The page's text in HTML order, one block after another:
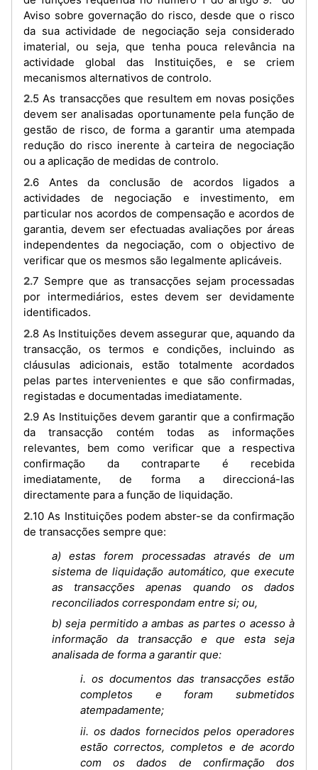
Aviso sobre governação do risco, desde que o risco
da sua actividade de negociação seja considerado
imaterial, ou seja, que tenha pouca relevância na
actividade global das Instituições, e se criem
mecanismos alternativos de controlo.
2.5 As transacções que resultem em novas posições
devem ser analisadas oportunamente pela função de
gestão de risco, de forma a garantir uma atempada
redução do risco inerente à carteira de negociação
ou a aplicação de medidas de controlo.
2.6 Antes da conclusão de acordos ligados a
actividades de negociação e investimento, em
particular nos acordos de compensação e acordos de
garantia, devem ser efectuadas avaliações por áreas
independentes da negociação, com o objectivo de
verificar que os mesmos são legalmente aplicáveis.
2.7 Sempre que as transacções sejam processadas
por intermediários, estes devem ser devidamente
identificados.
2.8 As Instituições devem assegurar que, aquando da
transacção, os termos e condições, incluindo as
cláusulas adicionais, estão totalmente acordados
pelas partes intervenientes e que são confirmadas,
registadas e documentadas imediatamente.
2.9 As Instituições devem garantir que a confirmação
da transacção contém todas as informações
relevantes, bem como verificar que a respectiva
confirmação da contraparte é recebida
imediatamente, de forma a direccioná-las
directamente para a função de liquidação.
2.10 As Instituições podem abster-se da confirmação
de transacções sempre que:
a) estas forem processadas através de um
sistema de liquidação automático, que execute
as transacções apenas quando os dados
reconciliados correspondam entre si; ou,
b) seja permitido a ambas as partes o acesso à
informação da transacção e que esta seja
analisada de forma a garantir que:
i. os documentos das transacções estão
completos e foram submetidos
atempadamente;
ii. os dados fornecidos pelos operadores
estão correctos, completos e de acordo
com os dados de confirmação dos